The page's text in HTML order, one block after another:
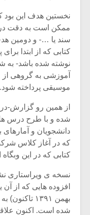
نخستین هدف این بود
ممکن است به دقت در
سند یا …- و دومین
کتابی که از ابتدا
نوشته شده باشد- به
آموزشی به گروهی از
موسیقی پرداخته شود.
از همین رو گزارش-
شده و با طرح درس
دانشجویان و
که در آغاز کلاس
کتابی که در این
نسخه ی ویراستاری
بهمن ۱۳۹۱
شده است. اکنون